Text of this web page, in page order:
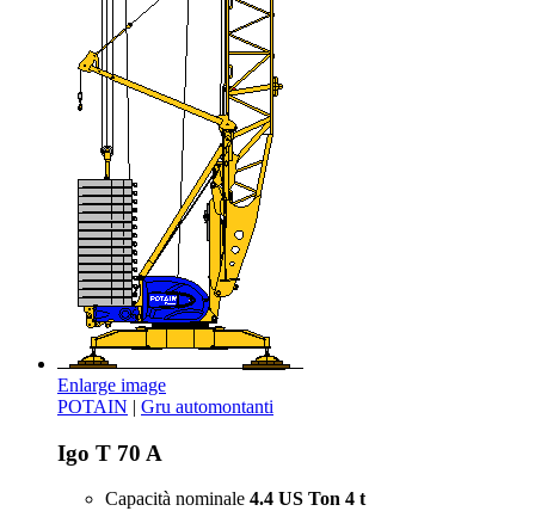
Enlarge image
POTAIN | Gru automontanti
Igo T 70 A
Capacità nominale 4.4 US Ton 4 t